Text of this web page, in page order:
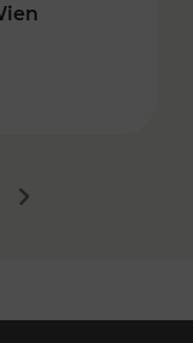
Nächstes